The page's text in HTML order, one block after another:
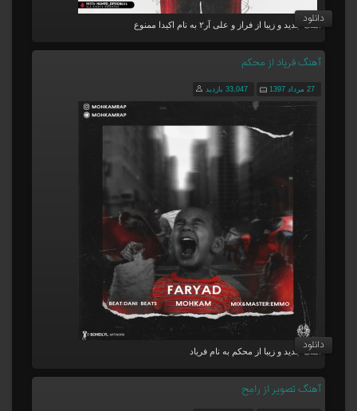
آهنگ جدید و زیبا از فراز و علی آر۲ به نام اکیدا ممنوع
دانلود
آهنگ فریاد از محکم
27 مرداد 1397 33,047 بازدید
آهنگ جدید و زیبا از محکم به نام فریاد
دانلود
آهنگ تصویر از رامِح